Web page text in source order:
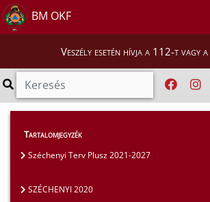
BM OKF
Veszély esetén hívja a 112-t vagy
Szakmai tájékoztatók
SZÉCHENYI 2020
Tartalomjegyzék
Széchenyi Terv Plusz 2021-2027
SZÉCHENYI 2020